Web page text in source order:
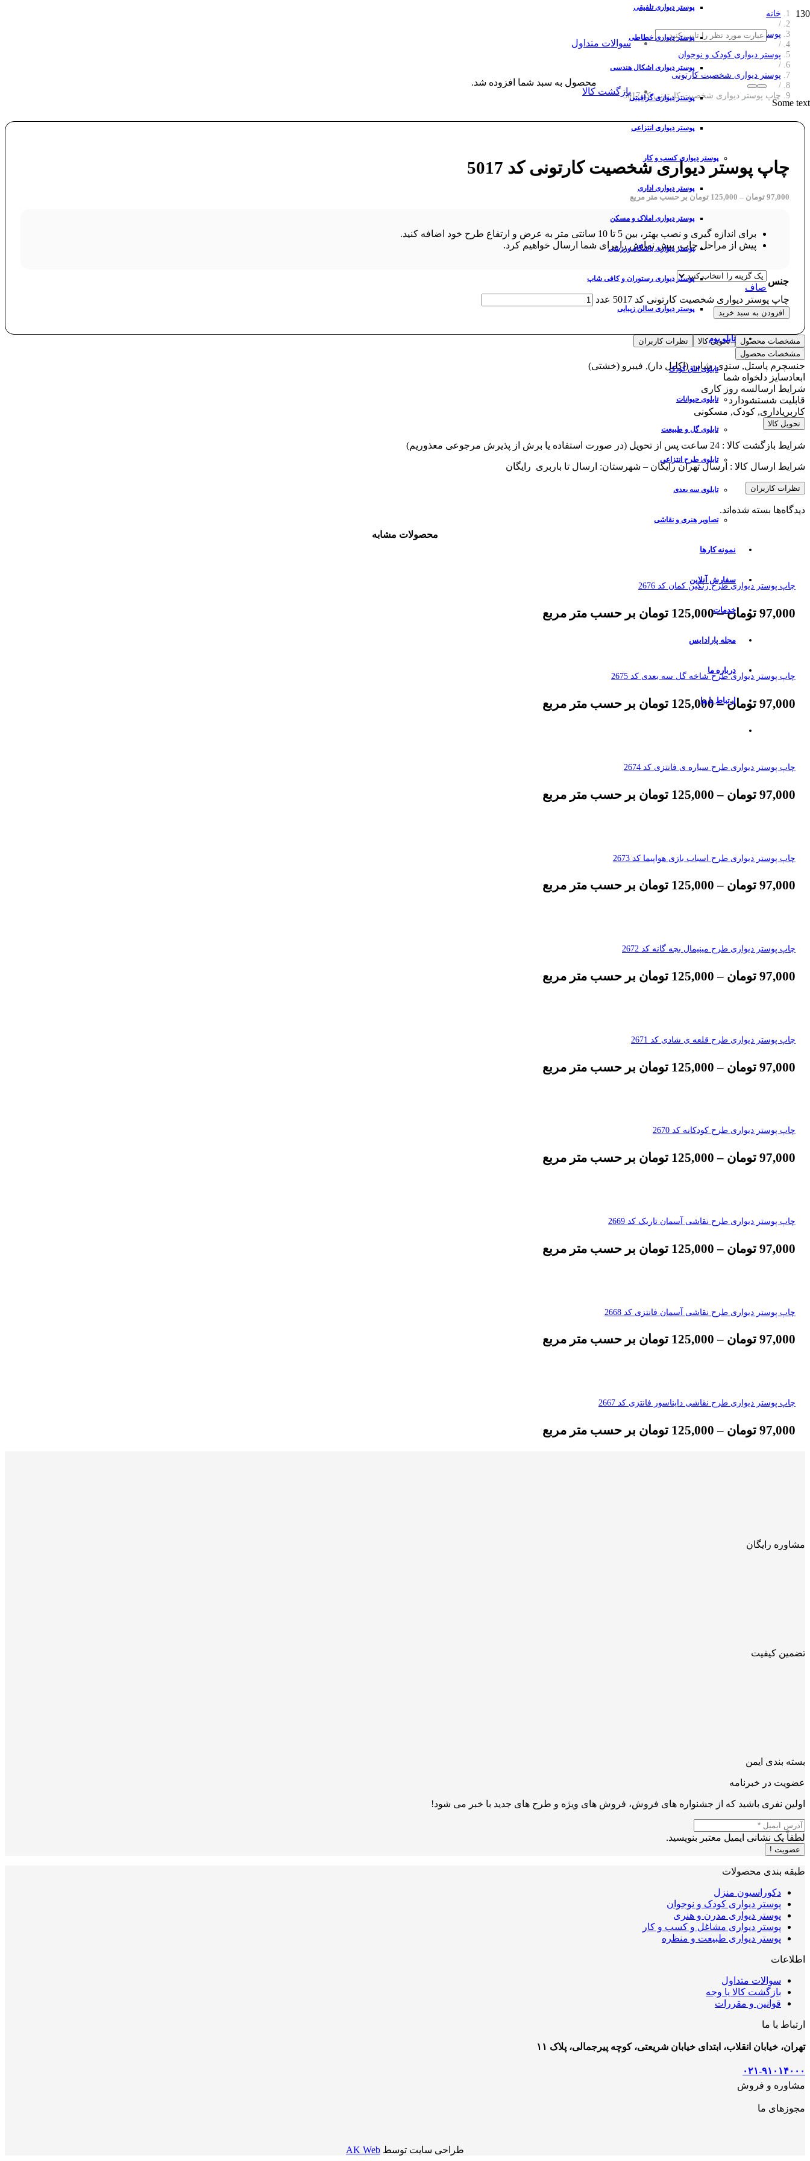
سوالات متداول
بازگشت کالا
پوستر دیواری تلفیقی
پوستر دیواری خطاطی
پوستر دیواری اشکال هندسی
پوستر دیواری گرافیتی
پوستر دیواری انتزاعی
پوستر دیواری کسب و کار
پوستر دیواری اداری
پوستر دیواری املاک و مسکن
پوستر دیواری باشگاه ورزشی
پوستر دیواری رستوران و کافی شاپ
پوستر دیواری سالن زیبایی
تابلو بوم
تابلوی اتاق کودک
تابلوی حیوانات
تابلوی گل و طبیعت
تابلوی طرح انتزاعی
تابلوی سه بعدی
تصاویر هنری و نقاشی
نمونه کارها
سفارش آنلاین
خدمات
مجله پارادایس
درباره ما
ارتباط با ما
محصول به سبد شما افزوده شد.
Some text
خانه
/
پوستر دیواری
/
پوستر دیواری کودک و نوجوان
/
پوستر دیواری شخصیت کارتونی
/
چاپ پوستر دیواری شخصیت کارتونی کد 5017
چاپ پوستر دیواری شخصیت کارتونی کد 5017
97,000 تومان –
125,000 تومان بر حسب متر مربع
برای اندازه گیری و نصب بهتر، بین 5 تا 10 سانتی متر به عرض و ارتفاع طرح خود اضافه کنید.
پیش از مراحل چاپ، پیش نمایش را برای شما ارسال خواهیم کرد.
جنس
صاف
چاپ پوستر دیواری شخصیت کارتونی کد 5017 عدد
افزودن به سبد خرید
مشخصات محصول تحویل کالا
نظرات کاربران
مشخصات محصول
جنسچرم پاستل, سندی, شاین (اکلیل دار), فیبرو (خشتی)
ابعادسایز دلخواه شما
شرایط ارسالسه روز کاری
قابلیت شستشودارد
کاربریاداری, کودک, مسکونی
تحویل کالا
شرایط بازگشت کالا : 24 ساعت پس از تحویل (در صورت استفاده یا برش از پذیرش مرجوعی معذوریم)
شرایط ارسال کالا : ارسال تهران رایگان – شهرستان: ارسال تا باربری رایگان
نظرات کاربران
دیدگاه‌ها بسته شده‌اند.
محصولات مشابه
چاپ پوستر دیواری طرح رنگین کمان کد 2676
97,000 تومان–
125,000 تومان بر حسب متر مربع
چاپ پوستر دیواری طرح شاخه گل سه بعدی کد 2675
97,000 تومان–
125,000 تومان بر حسب متر مربع
چاپ پوستر دیواری طرح سیاره ی فانتزی کد 2674
97,000 تومان –
125,000 تومان بر حسب متر مربع
چاپ پوستر دیواری طرح اسباب بازی هواپیما کد 2673
97,000 تومان –
125,000 تومان بر حسب متر مربع
چاپ پوستر دیواری طرح مینیمال بچه گانه کد 2672
97,000 تومان –
125,000 تومان بر حسب متر مربع
چاپ پوستر دیواری طرح قلعه ی شادی کد 2671
97,000 تومان –
125,000 تومان بر حسب متر مربع
چاپ پوستر دیواری طرح کودکانه کد 2670
97,000 تومان –
125,000 تومان بر حسب متر مربع
چاپ پوستر دیواری طرح نقاشی آسمان تاریک کد 2669
97,000 تومان –
125,000 تومان بر حسب متر مربع
چاپ پوستر دیواری طرح نقاشی آسمان فانتزی کد 2668
97,000 تومان –
125,000 تومان بر حسب متر مربع
چاپ پوستر دیواری طرح نقاشی دایناسور فانتزی کد 2667
97,000 تومان –
125,000 تومان بر حسب متر مربع
مشاوره رایگان
تضمین کیفیت
بسته بندی ایمن
عضویت در خبرنامه
اولین نفری باشید که از جشنواره های فروش، فروش های ویژه و طرح های جدید با خبر می شود!
لطفاً یک نشانی ایمیل معتبر بنویسید.
عضویت !
طبقه بندی محصولات
دکوراسیون منزل
پوستر دیواری کودک و نوجوان
پوستر دیواری مدرن و هنری
پوستر دیواری مشاغل و کسب و کار
پوستر دیواری طبیعت و منظره
اطلاعات
سوالات متداول
بازگشت کالا یا وجه
قوانین و مقررات
ارتباط با ما
تهران، خیابان انقلاب، ابتدای خیابان شریعتی، کوچه پیرجمالی، پلاک ۱۱
۰۲۱-۹۱۰۱۴۰۰۰
مشاوره و فروش
مجوزهای ما
طراحی سایت توسط AK Web